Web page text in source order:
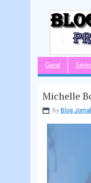
Geral
Michelle
By Blog